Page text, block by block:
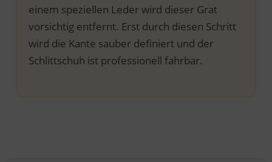
einem speziellen Leder wird dieser Grat
vorsichtig entfernt. Erst durch diesen Schritt
wird die Kante sauber definiert und der
Schlittschuh ist professionell fahrbar.